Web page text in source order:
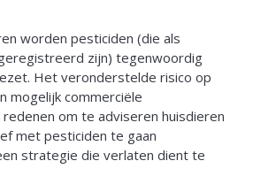
worden pesticiden (die als
zijn) tegenwoordig
Het veronderstelde risico op
mogelijk commerciële
om te adviseren huisdieren
met pesticiden te gaan
strategie die verlaten dient te